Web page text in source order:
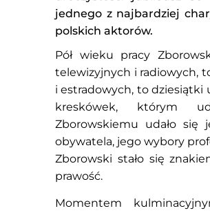
jednego z najbardziej
polskich aktorów.
Pół wieku pracy
telewizyjnych i radiowych,
i estradowych, to dziesiątki
kreskówek, którym
Zborowskiemu udało się
obywatela, jego wybory
Zborowski stało się
prawość.
Momentem